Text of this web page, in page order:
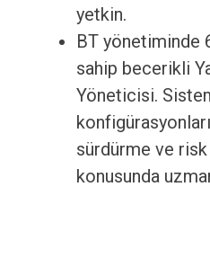
yetkin.
BT yönetiminde
sahip becerikli
Yöneticisi.
sürdürme ve
konusunda